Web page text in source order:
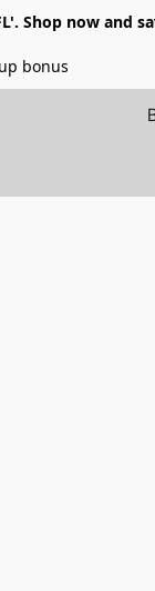
Shop now and
bonus